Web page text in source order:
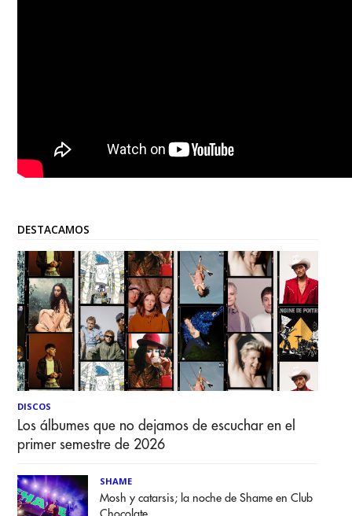
DESTACAMOS
DISCOS
Los álbumes que no dejamos de escuchar en el
primer semestre de 2026
SHAME
Mosh y catarsis; la noche de Shame en Club